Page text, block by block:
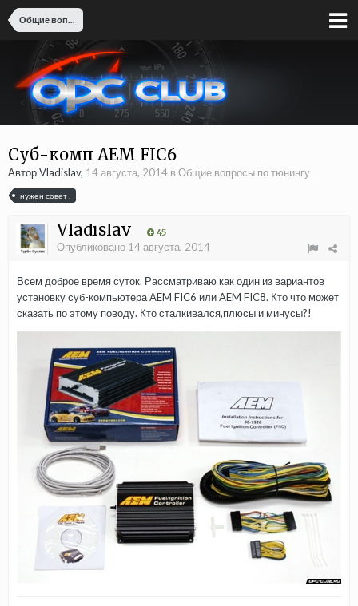
Общие вопросы по тюнингу
Суб-комп AEM FIC6
Автор Vladislav, 14 августа, 2014 в Общие вопросы по тюнингу
нужен совет .
Vladislav 45
Опубликовано 14 августа, 2014
Всем доброе время суток. Рассматриваю как один из вариантов
установку суб-компьютера AEM FIC6 или AEM FIC8. Кто что может
сказать по этому поводу. Кто сталкивался,плюсы и минусы?!